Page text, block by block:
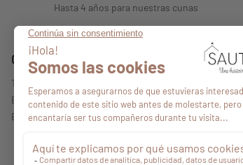
Hasta 4 años para nuestras cunas
Consejos
Todos nuestros consejos
Encontrar un punto de venta
Espacio profesional